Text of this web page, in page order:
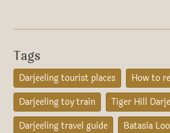
Tags
Darjeeling tourist places
How to
Darjeeling toy train
Tiger Hill
Darjeeling travel guide
Batasia